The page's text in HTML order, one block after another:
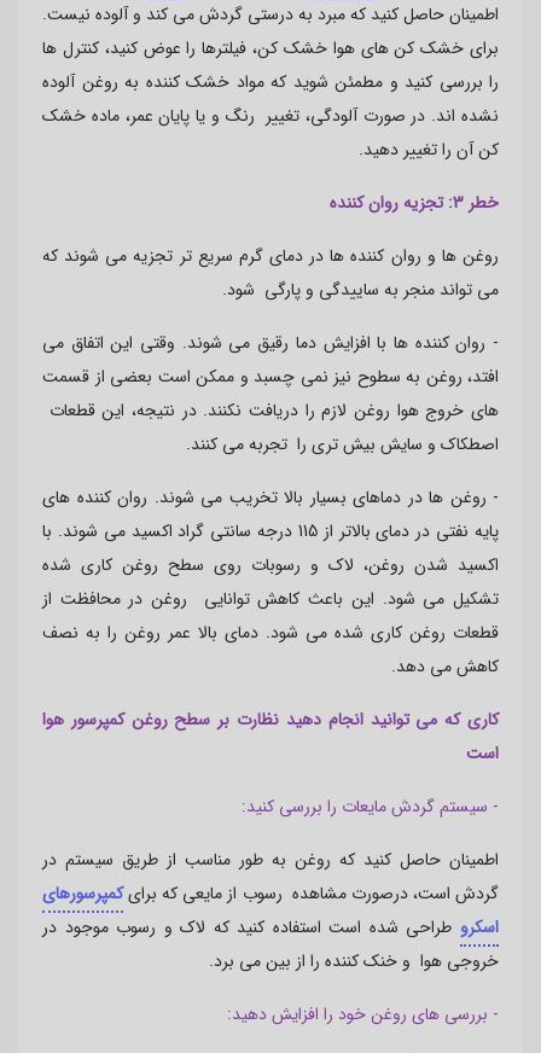
اطمینان حاصل کنید که مبرد به درستی گردش می کند و آلوده نیست.
برای خشک کن های هوا خشک کن، فیلترها را عوض کنید، کنترل ها
را بررسی کنید و مطمئن شوید که مواد خشک کننده به روغن آلوده
نشده اند. در صورت آلودگی، تغییر رنگ و یا پایان عمر، ماده خشک
کن آن را تغییر دهید.
خطر 3: تجزیه روان کننده
روغن ها و روان کننده ها در دمای گرم سریع تر تجزیه می شوند که
می تواند منجر به ساییدگی و پارگی شود.
- روان کننده ها با افزایش دما رقیق می شوند. وقتی این اتفاق می
افتد، روغن به سطوح نیز نمی چسبد و ممکن است بعضی از قسمت
های خروج هوا روغن لازم را دریافت نکنند. در نتیجه، این قطعات
اصطکاک و سایش بیش تری را تجربه می کنند.
- روغن ها در دماهای بسیار بالا تخریب می شوند. روان کننده های
پایه نفتی در دمای بالاتر از 115 درجه سانتی گراد اکسید می شوند. با
اکسید شدن روغن، لاک و رسوبات روی سطح روغن کاری شده
تشکیل می شود. این باعث کاهش توانایی روغن در محافظت از
قطعات روغن کاری شده می شود. دمای بالا عمر روغن را به نصف
کاهش می دهد.
کاری که می توانید انجام دهید نظارت بر سطح روغن کمپرسور هوا
است
- سیستم گردش مایعات را بررسی کنید:
اطمینان حاصل کنید که روغن به طور مناسب از طریق سیستم در
گردش است، درصورت مشاهده رسوب از مایعی که برایکمپرسورهای
اسکرو طراحی شده است استفاده کنید که لاک و رسوب موجود در
خروجی هوا و خنک کننده را از بین می برد.
- بررسی های روغن خود را افزایش دهید: